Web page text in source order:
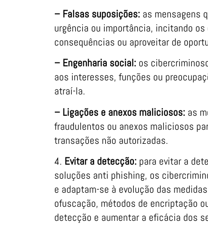
– Falsas suposições: as mensagens
urgência ou importância, incitando
consequências ou aproveitar de
– Engenharia social: os
aos interesses, funções ou
atraí-la.
– Ligações e anexos maliciosos: as
fraudulentos ou anexos maliciosos
transações não autorizadas.
4. Evitar a detecção: para evitar a
soluções anti phishing, os
e adaptam-se à evolução das
ofuscação, métodos de encriptação
detecção e aumentar a eficácia dos